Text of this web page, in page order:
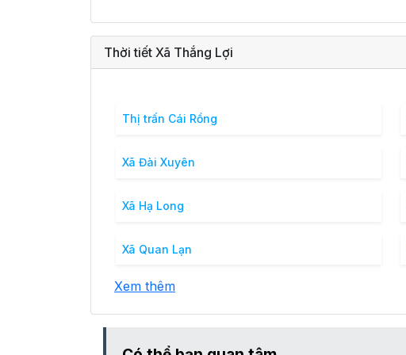
Thời tiết Xã Thắng Lợi
Thị trấn Cái Rồng
Xã Đài Xuyên
Xã Hạ Long
Xã Quan Lạn
Xem thêm